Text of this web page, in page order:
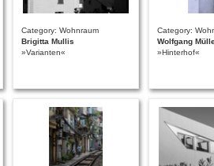
Category: Wohnraum
Brigitta Mullis
»Varianten«
Category:
Wolfgang
»Hinterhof«